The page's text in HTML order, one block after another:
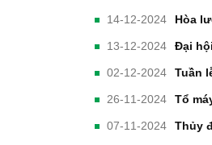
14-12-2024 Hòa
13-12-2024 Đại
02-12-2024 Tuần
26-11-2024 Tổ
07-11-2024 Thủy